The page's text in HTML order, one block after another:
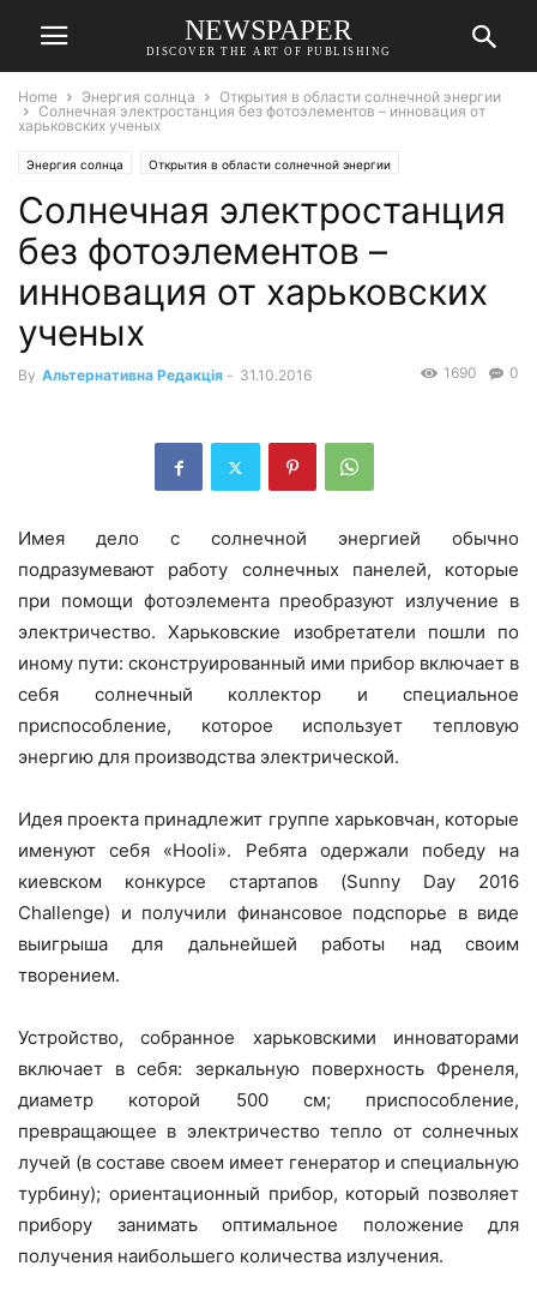
NEWSPAPER
DISCOVER THE ART OF PUBLISHING
Home Энергия солнца
Открытия в области солнечной энергии
Cолнечная электростанция без фотоэлементов – инновация от
харьковских ученых
Энергия солнца Открытия в области солнечной энергии
Cолнечная электростанция
без фотоэлементов –
инновация от харьковских
ученых
By Альтернативна Редакція - 31.10.2016 0
1690
Имея дело с солнечной энергией обычно
подразумевают работу солнечных панелей, которые
при помощи фотоэлемента преобразуют излучение в
электричество. Харьковские изобретатели пошли по
иному пути: сконструированный ими прибор включает в
себя солнечный коллектор и специальное
приспособление, которое использует тепловую
энергию для производства электрической.
Идея проекта принадлежит группе харьковчан, которые
именуют себя «Hooli». Ребята одержали победу на
киевском конкурсе стартапов (Sunny Day 2016
Challenge) и получили финансовое подспорье в виде
выигрыша для дальнейшей работы над своим
творением.
Устройство, собранное харьковскими инноваторами
включает в себя: зеркальную поверхность Френеля,
диаметр которой 500 см; приспособление,
превращающее в электричество тепло от солнечных
лучей (в составе своем имеет генератор и специальную
турбину); ориентационный прибор, который позволяет
прибору занимать оптимальное положение для
получения наибольшего количества излучения.